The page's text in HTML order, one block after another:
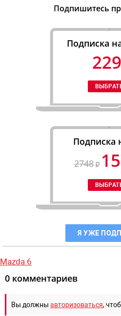
Подпишитесь
Подписка
229
Подписка
2748
Я УЖЕ
Mazda 6
0 комментариев
Вы должны авторизоваться,